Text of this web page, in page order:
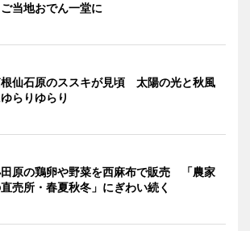
ご当地おでん一堂に
仙石原のススキが見頃 太陽の光と秋風
らりゆらり
原の鶏卵や野菜を西麻布で販売 「農家
売所・春夏秋冬」にぎわい続く